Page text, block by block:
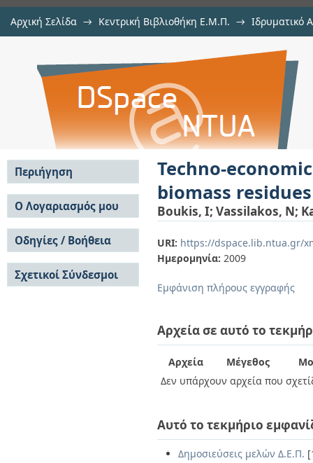
Αρχική Σελίδα → Κεντρική Βιβλιοθήκη Ε.Μ.Π. → Ιδρυματικό
Techno-economic analysis of
Heraklion Prefecture-Crete
Techno-
biomass
Boukis, I; Vassilakos, N;
URI: https://dspace.lib.ntua.gr/
Ημερομηνία: 2009
Εμφάνιση πλήρους εγγραφής
Αρχεία σε αυτό το
Αρχεία Μέγεθος
Δεν υπάρχουν αρχεία που
Αυτό το τεκμήριο
Δημοσιεύσεις μελών Δ.Ε.Π.
Περιήγηση
Σε όλο το DSpace
Κοινότητες & Συλλογές
Ανά Ημερομηνία
Έκδοσης
Συγγραφείς
Τίτλοι
Θέματα
Ο Λογαριασμός μου
Σύνδεση
Εγγραφή
Οδηγίες / Βοήθεια
Οδηγίες Υποβολής
Οδηγίες Χρήσης ΙΑ
Συχνές Ερωτήσεις
Σχετικοί Σύνδεσμοι